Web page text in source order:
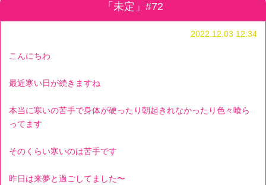
「未定」#72
2022.12.03 12:34
こんにちわ
最近寒い日が続きますね
本当に寒いの苦手で身体が硬ったり朝起きれなかったり色々喰ら
ってます
そのくらい寒いのは苦手です
昨日は来夢と過ごしてました〜